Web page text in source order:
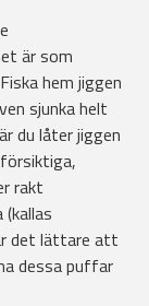
är som
hem jiggen
sjunka helt
du låter jiggen
rakt
det lättare att
dessa puffar